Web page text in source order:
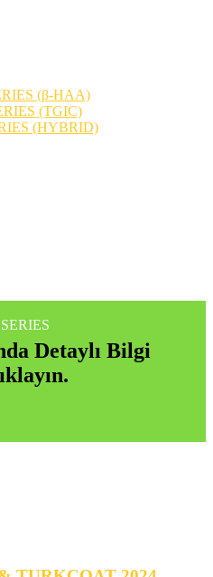
(β-HAA)
(TGIC)
(HYBRID)
Detaylı Bilgi